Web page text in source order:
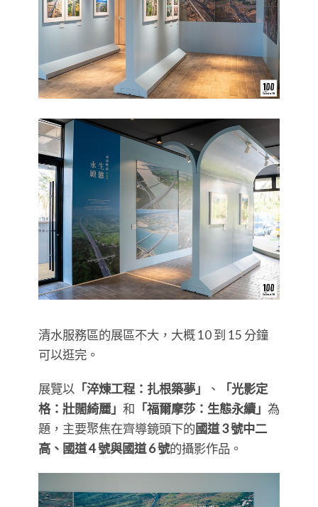
清水服務區的展區不大，大概 10 到 15 分鐘
可以逛完。
展覽以 「淬煉工程：扎根築夢」 、
「光影定
格：壯闊綺麗」 和 「福爾摩莎：生態永續」 為
題，主要聚焦在齊導鏡頭下的國道 3 號中二
高、國道 4 號與國道 6 號的攝影作品。